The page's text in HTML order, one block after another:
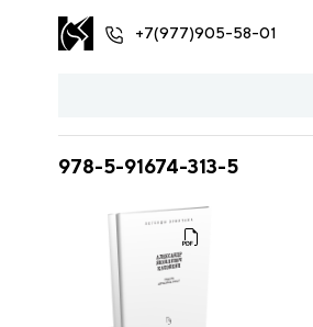
+7(977)905-58-01
978-5-91674-313-5